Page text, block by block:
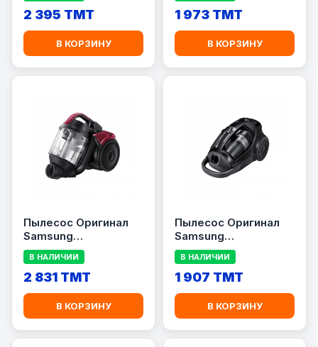
2 395 TMT
В КОРЗИНУ
1 973 TMT
В КОРЗИНУ
Пылесос Оригинал
Samsung
VC21K5150HP/EV
В НАЛИЧИИ
2 831 TMT
В КОРЗИНУ
Пылесос Оригинал
Samsung
VCC8874H35/XEV
В НАЛИЧИИ
1 907 TMT
В КОРЗИНУ